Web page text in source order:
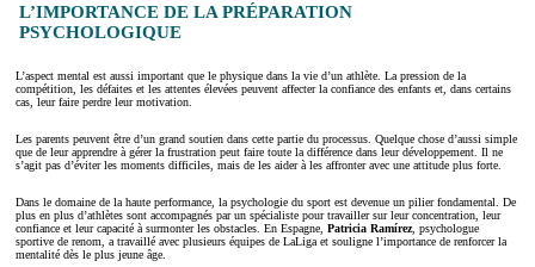
L’IMPORTANCE DE LA PRÉPARATION
PSYCHOLOGIQUE
L’aspect mental est aussi important que le physique dans la vie d’un athlète. La pression de la
compétition, les défaites et les attentes élevées peuvent affecter la confiance des enfants et, dans certains
cas, leur faire perdre leur motivation.
Les parents peuvent être d’un grand soutien dans cette partie du processus. Quelque chose d’aussi simple
que de leur apprendre à gérer la frustration peut faire toute la différence dans leur développement. Il ne
s’agit pas d’éviter les moments difficiles, mais de les aider à les affronter avec une attitude plus forte.
Dans le domaine de la haute performance, la psychologie du sport est devenue un pilier fondamental. De
plus en plus d’athlètes sont accompagnés par un spécialiste pour travailler sur leur concentration, leur
confiance et leur capacité à surmonter les obstacles. En Espagne, Patricia Ramírez, psychologue
sportive de renom, a travaillé avec plusieurs équipes de LaLiga et souligne l’importance de renforcer la
mentalité dès le plus jeune âge.